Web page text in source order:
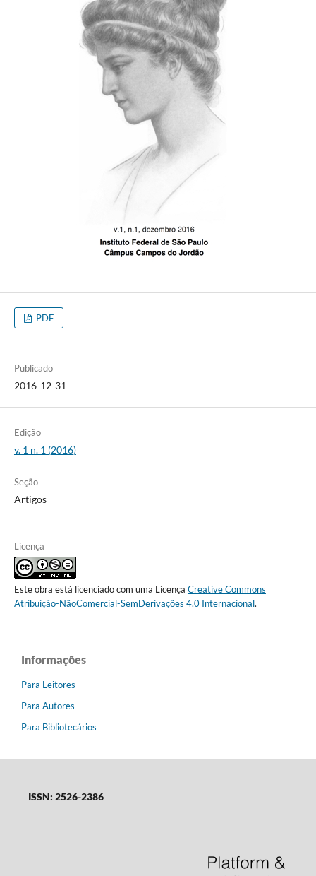
PDF
Publicado
2016-12-31
Edição
v. 1 n. 1 (2016)
Seção
Artigos
Licença
Este obra está licenciado com uma Licença Creative Commons
Atribuição-NãoComercial-SemDerivações 4.0 Internacional.
Informações
Para Leitores
Para Autores
Para Bibliotecários
ISSN: 2526-2386